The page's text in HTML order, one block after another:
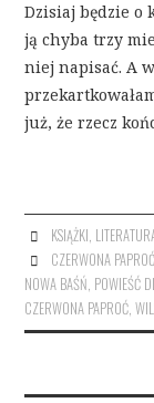
Dzisiaj będzie o
ją chyba trzy
niej napisać. A
już, że rzecz
KSIĄŻKI,
CZERWONA PAPROĆ
NOWA BAŚŃ, POWIEŚĆ
CZERWONA PAPROĆ,